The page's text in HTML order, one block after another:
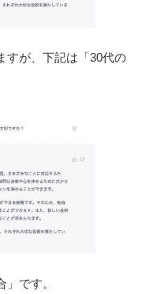
すが、下記は「30代の
です。